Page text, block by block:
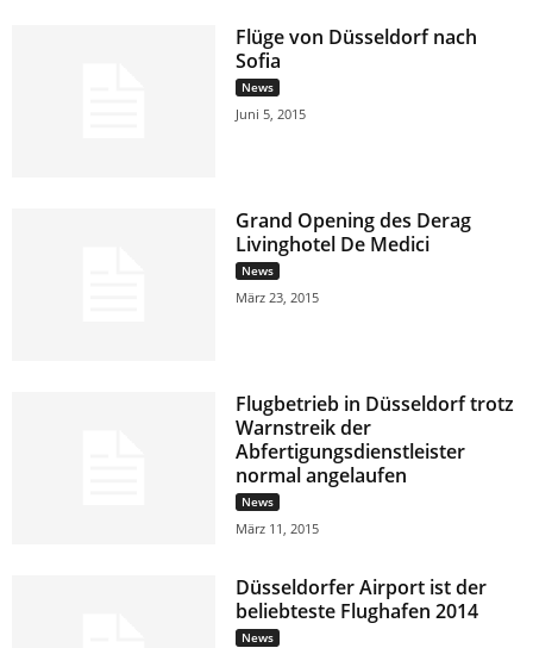
Flüge von Düsseldorf nach
Sofia
News
Juni 5, 2015
Grand Opening des Derag
Livinghotel De Medici
News
März 23, 2015
Flugbetrieb in Düsseldorf trotz
Warnstreik der
Abfertigungsdienstleister
normal angelaufen
News
März 11, 2015
Düsseldorfer Airport ist der
beliebteste Flughafen 2014
News